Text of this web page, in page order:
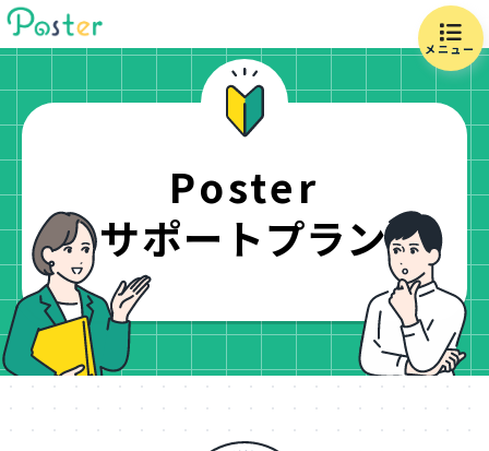
メニュー
Poster
サポートプラン